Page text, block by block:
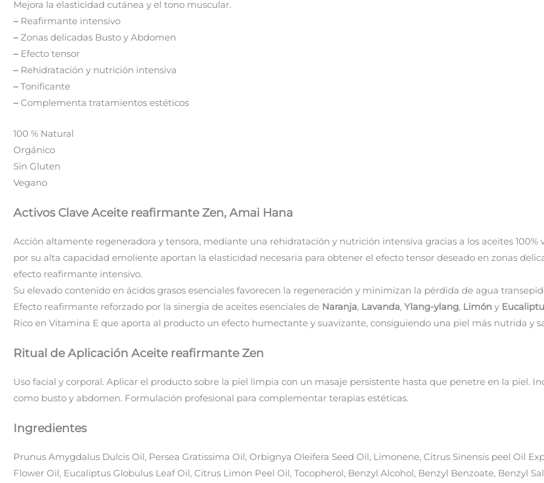
Mejora la elasticidad cutánea y el tono muscular.
– Reafirmante intensivo
– Zonas delicadas Busto y Abdomen
– Efecto tensor
– Rehidratación y nutrición intensiva
– Tonificante
– Complementa tratamientos estéticos
100 % Natural
Orgánico
Sin Gluten
Vegano
Activos Clave Aceite reafirmante Zen, Amai Hana
Acción altamente regeneradora y tensora, mediante una rehidratación y nutrición intensiva gracias a los aceites 100%
por su alta capacidad emoliente aportan la elasticidad necesaria para obtener el efecto tensor deseado en zonas
efecto reafirmante intensivo.
Su elevado contenido en ácidos grasos esenciales favorecen la regeneración y minimizan la pérdida de agua
Efecto reafirmante reforzado por la sinergia de aceites esenciales de Naranja, Lavanda, Ylang-ylang, Limón y
Rico en Vitamina E que aporta al producto un efecto humectante y suavizante, consiguiendo una piel más nutrida y
Ritual de Aplicación Aceite reafirmante Zen
Uso facial y corporal. Aplicar el producto sobre la piel limpia con un masaje persistente hasta que penetre en la piel.
como busto y abdomen. Formulación profesional para complementar terapias estéticas.
Ingredientes
Prunus Amygdalus Dulcis Oil, Persea Gratissima Oil, Orbignya Oleifera Seed Oil, Limonene, Citrus Sinensis peel Oil
Flower Oil, Eucaliptus Globulus Leaf Oil, Citrus Limon Peel Oil, Tocopherol, Benzyl Alcohol, Benzyl Benzoate, Benzyl